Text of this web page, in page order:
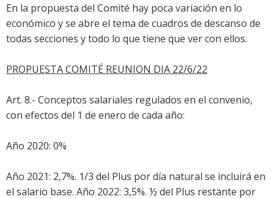
En la propuesta del Comité hay poca variación en lo
económico y se abre el tema de cuadros de descanso de
todas secciones y todo lo que tiene que ver con ellos.
PROPUESTA COMITÉ REUNION DIA 22/6/22
Art. 8.- Conceptos salariales regulados en el convenio,
con efectos del 1 de enero de cada año:
Año 2020: 0%
Año 2021: 2,7%. 1/3 del Plus por día natural se incluirá en
el salario base. Año 2022: 3,5%. ½ del Plus restante por